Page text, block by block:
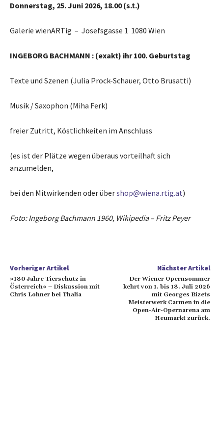
Donnerstag, 25. Juni 2026, 18.00 (s.t.)
Galerie wienARTig – Josefsgasse 1 1080 Wien
INGEBORG BACHMANN : (exakt) ihr 100. Geburtstag
Texte und Szenen (Julia Prock-Schauer, Otto Brusatti)
Musik / Saxophon (Miha Ferk)
freier Zutritt, Köstlichkeiten im Anschluss
(es ist der Plätze wegen überaus vorteilhaft sich
anzumelden,
bei den Mitwirkenden oder übershop@wiena.rtig.at)
Foto: Ingeborg Bachmann 1960, Wikipedia – Fritz Peyer
Vorheriger Artikel
»180 Jahre Tierschutz in
Österreich« – Diskussion mit
Chris Lohner bei Thalia
Nächster Artikel
Der Wiener Opernsommer
kehrt von 1. bis 18. Juli 2026
mit Georges Bizets
Meisterwerk Carmen in die
Open-Air-Opernarena am
Heumarkt zurück.